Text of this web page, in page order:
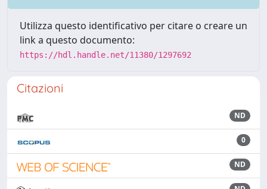
Utilizza questo identificativo per citare o creare un
link a questo documento:
https://hdl.handle.net/11380/1297692
Citazioni
ND
0
ND